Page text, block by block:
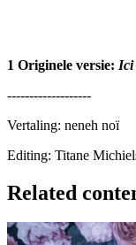
1 Originele versie: Ici
-------------------
Vertaling: neneh noï
Editing: Titane
Related